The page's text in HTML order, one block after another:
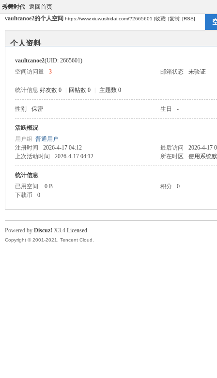
秀舞时代 返回首页
vaultcanoe2的个人空间 https://www.xiuwushidai.com/?2665601 [收藏] [复制] [RSS]
个人资料
vaultcanoe2(UID: 2665601)
空间访问量
3 邮箱状态 未验证
统计信息 好友数 0 回帖数 0 主题数 0
性别 保密 生日 -
活跃概况
用户组 普通用户
注册时间
2026-4-17 04:12 最后访问
2026-4-17
上次活动时间
2026-4-17 04:12 所在时区 使用系统
统计信息
已用空间
0 B 积分
0
下载币
0
Powered by Discuz! X3.4 Licensed
Copyright © 2001-2021, Tencent Cloud.